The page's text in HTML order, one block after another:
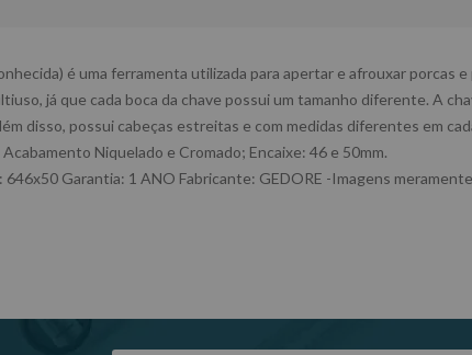
é uma ferramenta utilizada para apertar e afrouxar porcas
já que cada boca da chave possui um tamanho diferente. A
disso, possui cabeças estreitas e com medidas diferentes em
Niquelado e Cromado; Encaixe: 46 e 50mm.
Garantia: 1 ANO Fabricante: GEDORE -Imagens